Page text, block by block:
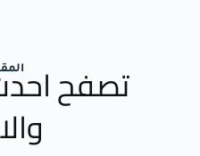
تصفح